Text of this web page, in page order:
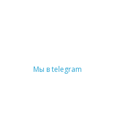
Мы в telegram